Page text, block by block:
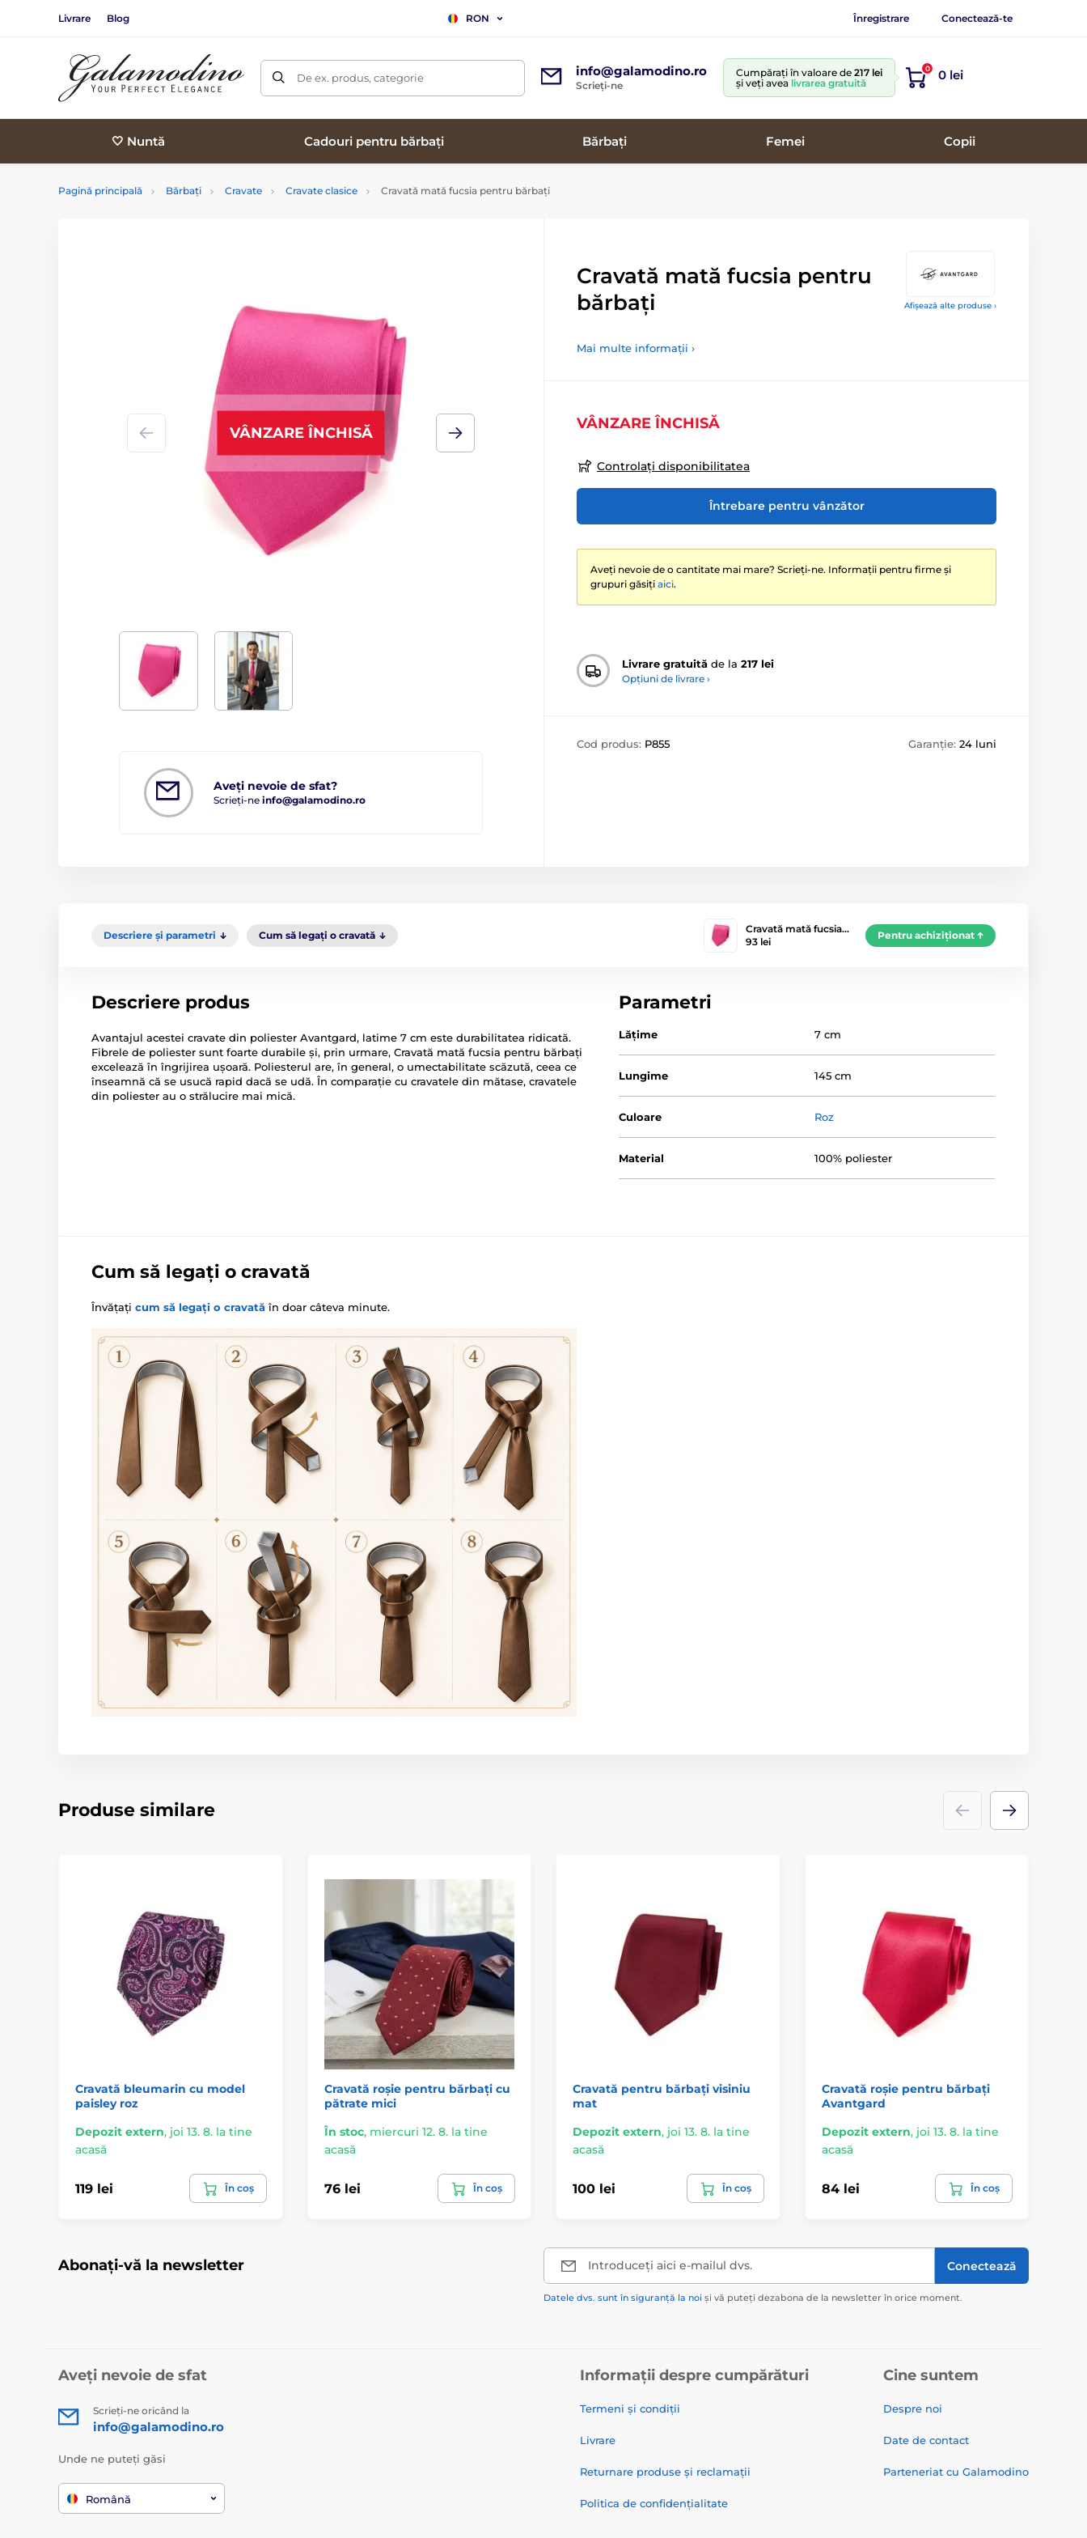
Livrare Blog RON Înregistrare Conectează-te
De ex. produs, categorie info@galamodino.ro
Scrieți-ne
Cumpărați în valoare de 217 lei
și veți avea livrarea gratuită
0 0 lei
🤍 Nuntă Cadouri pentru bărbați Bărbați Femei Copii
Pagină principală Bărbați Cravate Cravate clasice Cravată mată fucsia pentru bărbați
Afișează alte produse ›
VÂNZARE ÎNCHISĂ
Aveți nevoie de sfat?
Scrieți-ne info@galamodino.ro
Cravată mată fucsia pentru
bărbați
Mai multe informații ›
VÂNZARE ÎNCHISĂ
Controlați disponibilitatea
Întrebare pentru vânzător
Aveți nevoie de o cantitate mai mare? Scrieți-ne. Informații pentru firme și
grupuri găsiți aici.
Livrare gratuită de la 217 lei
Opțiuni de livrare ›
Cod produs: P855 Garanție: 24 luni
Descriere și parametri Cum să legați o cravată
Cravată mată fucsia…
93 lei
Pentru achiziționat
Descriere produs
Avantajul acestei cravate din poliester Avantgard, latime 7 cm este durabilitatea ridicată.
Fibrele de poliester sunt foarte durabile și, prin urmare, Cravată mată fucsia pentru bărbați
excelează în îngrijirea ușoară. Poliesterul are, în general, o umectabilitate scăzută, ceea ce
înseamnă că se usucă rapid dacă se udă. În comparație cu cravatele din mătase, cravatele
din poliester au o strălucire mai mică.
Parametri
Lăţime 7 cm
Lungime 145 cm
Culoare Roz
Material 100% poliester
Cum să legați o cravată
Învățați cum să legați o cravată în doar câteva minute.
Produse similare
Cravată bleumarin cu model
paisley roz
Depozit extern, joi 13. 8. la tine
acasă
119 lei În coș
Cravată roșie pentru bărbați cu
pătrate mici
În stoc, miercuri 12. 8. la tine
acasă
76 lei În coș
Cravată pentru bărbați visiniu
mat
Depozit extern, joi 13. 8. la tine
acasă
100 lei În coș
Cravată roșie pentru bărbați
Avantgard
Depozit extern, joi 13. 8. la tine
acasă
84 lei În coș
Abonați-vă la newsletter Introduceți aici e-mailul dvs. Conectează
Datele dvs. sunt în siguranță la noi și vă puteți dezabona de la newsletter în orice moment.
Aveți nevoie de sfat
Scrieți-ne oricând la
info@galamodino.ro
Unde ne puteți găsi
Română
Informații despre cumpărături
Termeni și condiții
Livrare
Returnare produse și reclamații
Politica de confidențialitate
Cine suntem
Despre noi
Date de contact
Parteneriat cu Galamodino